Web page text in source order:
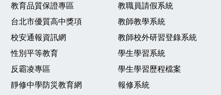
教育品質保證專區
台北市優質高中獎項
校安通報資訊網
性別平等教育
反霸凌專區
靜修中學防災教育網
教職員請假系統
教師教學系統
教師校外研習登錄系統
學生學習系統
學生學習歷程檔案
報修系統